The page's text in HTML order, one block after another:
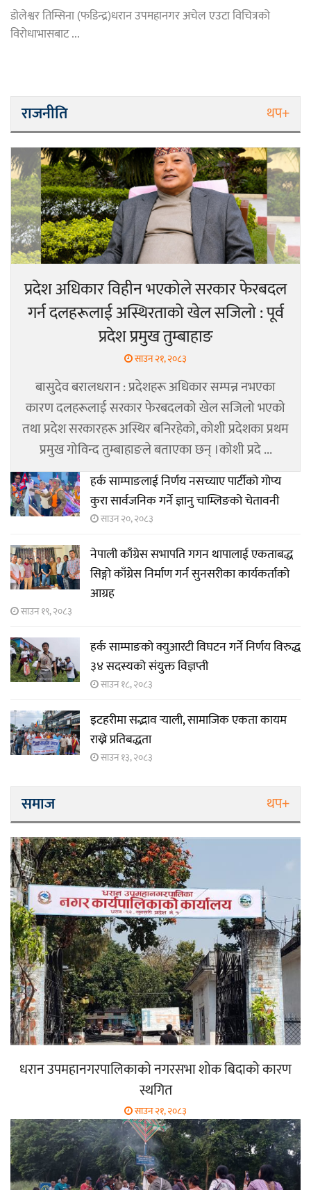
डोलेश्वर तिम्सिना (फडिन्द्र)धरान उपमहानगर अचेल एउटा विचित्रको
विरोधाभासबाट ...
राजनीति थप+
प्रदेश अधिकार विहीन भएकोले सरकार फेरबदल
गर्न दलहरूलाई अस्थिरताको खेल सजिलो : पूर्व
प्रदेश प्रमुख तुम्बाहाङ
साउन २१, २०८३
बासुदेव बरालधरान : प्रदेशहरू अधिकार सम्पन्न नभएका
कारण दलहरूलाई सरकार फेरबदलको खेल सजिलो भएको
तथा प्रदेश सरकारहरू अस्थिर बनिरहेको, कोशी प्रदेशका प्रथम
प्रमुख गोविन्द तुम्बाहाङले बताएका छन् ।कोशी प्रदे ...
हर्क साम्पाङलाई निर्णय नसच्याए पार्टीको गोप्य
कुरा सार्वजनिक गर्ने ज्ञानु चाम्लिङको चेतावनी
साउन २०, २०८३
नेपाली काँग्रेस सभापति गगन थापालाई एकताबद्ध
सिङ्गो काँग्रेस निर्माण गर्न सुनसरीका कार्यकर्ताको
आग्रह
साउन १९, २०८३
हर्क साम्पाङको क्युआरटी विघटन गर्ने निर्णय विरुद्ध
३४ सदस्यको संयुक्त विज्ञप्ती
साउन १८, २०८३
इटहरीमा सद्भाव र्‍याली, सामाजिक एकता कायम
राख्ने प्रतिबद्धता
साउन १३, २०८३
समाज थप+
धरान उपमहानगरपालिकाको नगरसभा शोक बिदाको कारण
स्थगित
साउन २१, २०८३